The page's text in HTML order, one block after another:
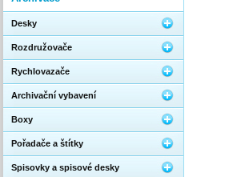
Desky
Rozdružovače
Rychlovazače
Archivační vybavení
Boxy
Pořadače a štítky
Spisovky a spisové desky